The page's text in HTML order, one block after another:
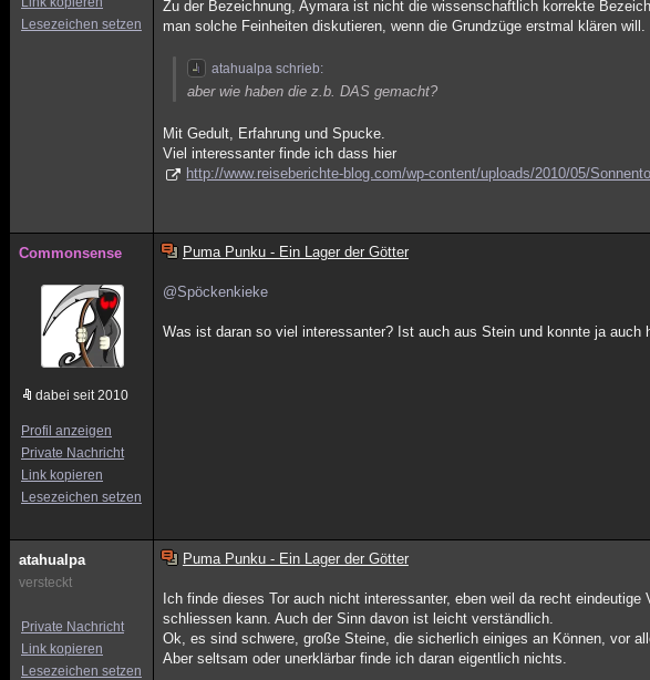
Lesezeichen setzen
Zu der Bezeichnung, Aymara ist nicht die wissenschaftlich korrekte
man solche Feinheiten diskutieren, wenn die Grundzüge erstmal klären will.
atahualpa schrieb:
aber wie haben die z.b. DAS gemacht?
Mit Gedult, Erfahrung und Spucke.
Viel interessanter finde ich dass hier
http://www.reiseberichte-blog.com/wp-content/uploads/2010/05/
Commonsense
dabei seit 2010
Profil anzeigen
Private Nachricht
Link kopieren
Lesezeichen setzen
Puma Punku - Ein Lager der Götter
@Spöckenkieke
Was ist daran so viel interessanter? Ist auch aus Stein und konnte ja auch
atahualpa
versteckt
Private Nachricht
Link kopieren
Lesezeichen setzen
Puma Punku - Ein Lager der Götter
Ich finde dieses Tor auch nicht interessanter, eben weil da recht
schliessen kann. Auch der Sinn davon ist leicht verständlich.
Ok, es sind schwere, große Steine, die sicherlich einiges an Können, vor
Aber seltsam oder unerklärbar finde ich daran eigentlich nichts.